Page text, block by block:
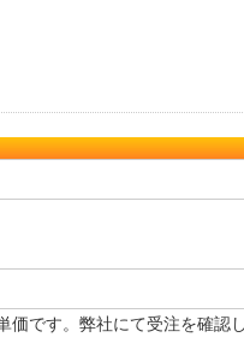
です。弊社にて受注を確認